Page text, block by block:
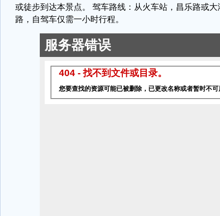
或徒步到达本景点。
驾车路线：从火车站，昌乐路或
路，自驾车仅需一小时行程。